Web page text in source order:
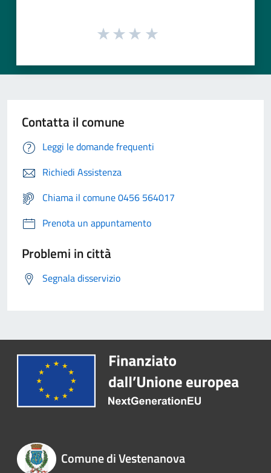
Contatta il comune
Leggi le domande frequenti
Richiedi Assistenza
Chiama il comune 0456 564017
Prenota un appuntamento
Problemi in città
Segnala disservizio
Comune di Vestenanova